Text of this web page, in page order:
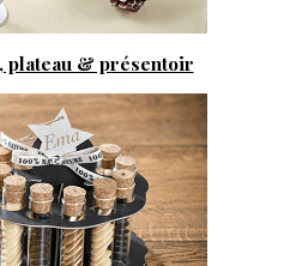
plateau & présentoir